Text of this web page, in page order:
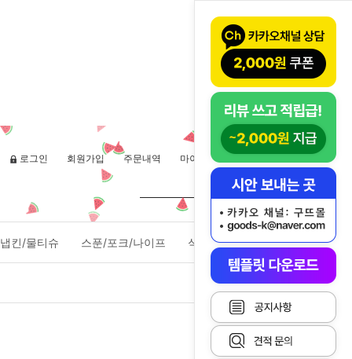
로그인 회원가입 주문내역 마이페이지
냅킨/물티슈 스푼/포크/나이프 식품포장용기